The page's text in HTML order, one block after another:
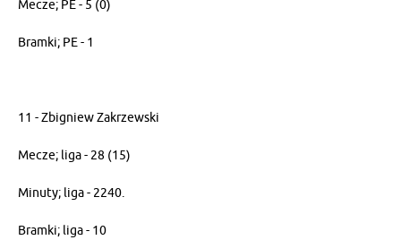
Mecze; PE - 5 (0)
Bramki; PE - 1
11 - Zbigniew Zakrzewski
Mecze; liga - 28 (15)
Minuty; liga - 2240.
Bramki; liga - 10